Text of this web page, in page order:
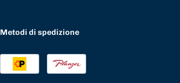
Metodi di spedizione